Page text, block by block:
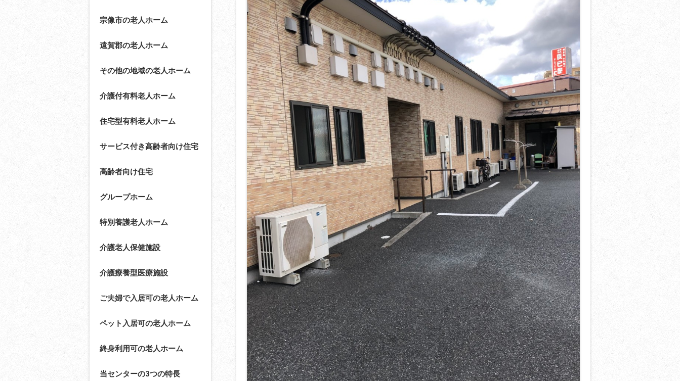
宗像市の老人ホーム
遠賀郡の老人ホーム
その他の地域の老人ホーム
介護付有料老人ホーム
住宅型有料老人ホーム
サービス付き高齢者向け住宅
高齢者向け住宅
グループホーム
特別養護老人ホーム
介護老人保健施設
介護療養型医療施設
ご夫婦で入居可の老人ホーム
ペット入居可の老人ホーム
終身利用可の老人ホーム
当センターの3つの特長